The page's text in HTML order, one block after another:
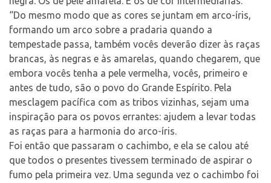
“Do mesmo modo que as cores se juntam em arco-íris,
formando um arco sobre a pradaria quando a
tempestade passa, também vocês deverão dizer às raças
brancas, às negras e às amarelas, quando chegarem, que
embora vocês tenha a pele vermelha, vocês, primeiro e
antes de tudo, são o povo do Grande Espírito. Pela
mesclagem pacífica com as tribos vizinhas, sejam uma
inspiração para os povos errantes: ajudem a levar todas
as raças para a harmonia do arco-íris.
Foi então que passaram o cachimbo, e ela se calou até
que todos o presentes tivessem terminado de aspirar o
fumo pela primeira vez. Uma segunda vez o cachimbo foi